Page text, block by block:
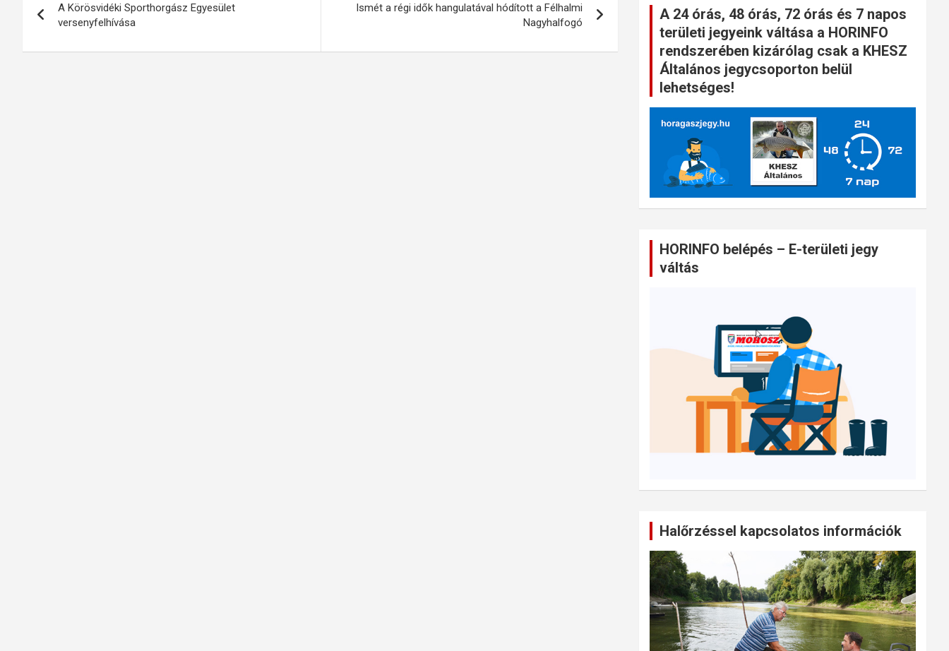
navigáció
A Körösvidéki Sporthorgász Egyesület
versenyfelhívása
Ismét a régi idők hangulatával hódított a Félhalmi
Nagyhalfogó
A 24 órás, 48 órás, 72 órás és 7 napos
területi jegyeink váltása a HORINFO
rendszerében kizárólag csak a KHESZ
Általános jegycsoporton belül
lehetséges!
HORINFO belépés – E-területi jegy
váltás
Halőrzéssel kapcsolatos információk